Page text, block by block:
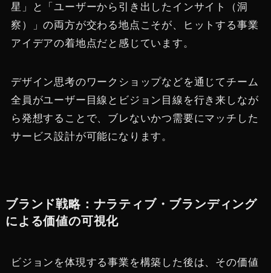
星」と「ユーザーから引き出したインサイト（洞
察）」の両方が交わる地点こそが、ヒットする事業
アイデアの着地点だと感じています。
デザイン思考のワークショップなどを通じてチーム
全員がユーザー目線とビジョン目線を行き来しなが
ら発想することで、ブレないかつ需要にマッチした
サービス設計が可能になります。
ブランド戦略：ナラティブ・ブランディング
による価値の可視化
ビジョンを体現する事業を構築した後は、その価値